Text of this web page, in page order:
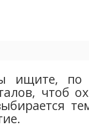
ищите, по
чтоб